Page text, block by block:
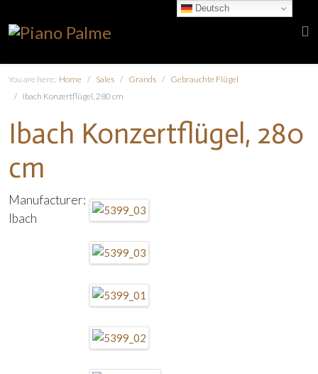
You are here: Home Sales Grands
Gebrauchte Flügel
Ibach Konzertflügel, 280 cm
Deutsch
Ibach Konzertflügel, 280
cm
Manufacturer:
Ibach